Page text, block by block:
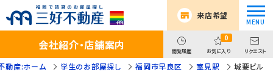
来店希望
会社紹介・店舗案内 閲覧履歴
0
お気に入り リクエスト
動産:ホーム 学生のお部屋探し 福岡市早良区 室見駅 城要ビル